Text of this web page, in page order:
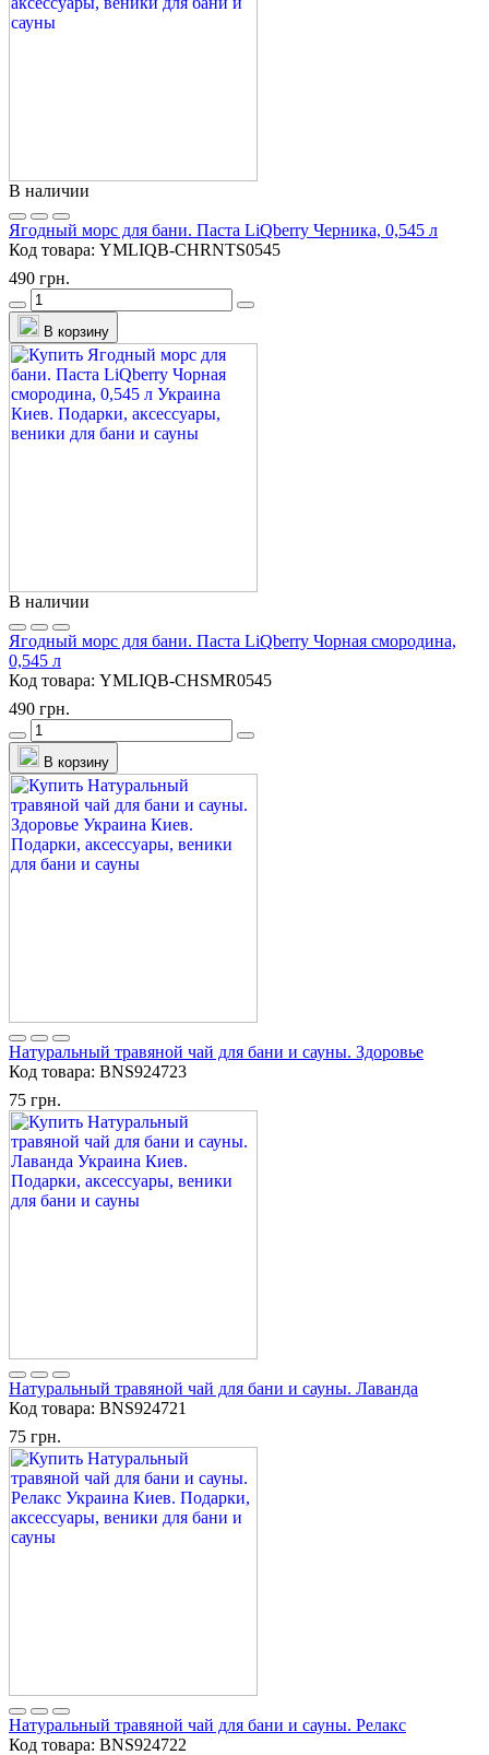
В наличии
Ягодный морс для бани. Паста LiQberry Черника, 0,545 л
Код товара: YMLIQB-CHRNTS0545
490 грн.
В корзину
В наличии
Ягодный морс для бани. Паста LiQberry Чорная смородина,
0,545 л
Код товара: YMLIQB-CHSMR0545
490 грн.
В корзину
Натуральный травяной чай для бани и сауны. Здоровье
Код товара: BNS924723
75 грн.
Натуральный травяной чай для бани и сауны. Лаванда
Код товара: BNS924721
75 грн.
Натуральный травяной чай для бани и сауны. Релакс
Код товара: BNS924722